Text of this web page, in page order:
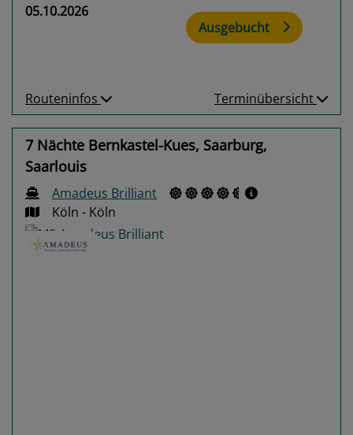
05.10.2026
Ausgebucht
Routeninfos Terminübersicht
7 Nächte Bernkastel-Kues, Saarburg,
Saarlouis
Amadeus Brilliant
Köln - Köln